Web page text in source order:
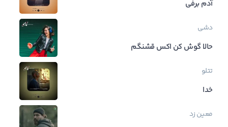
آدم برفی
دشی
حالا گوش کن اکس قشنگم
تتلو
خدا
معین زد